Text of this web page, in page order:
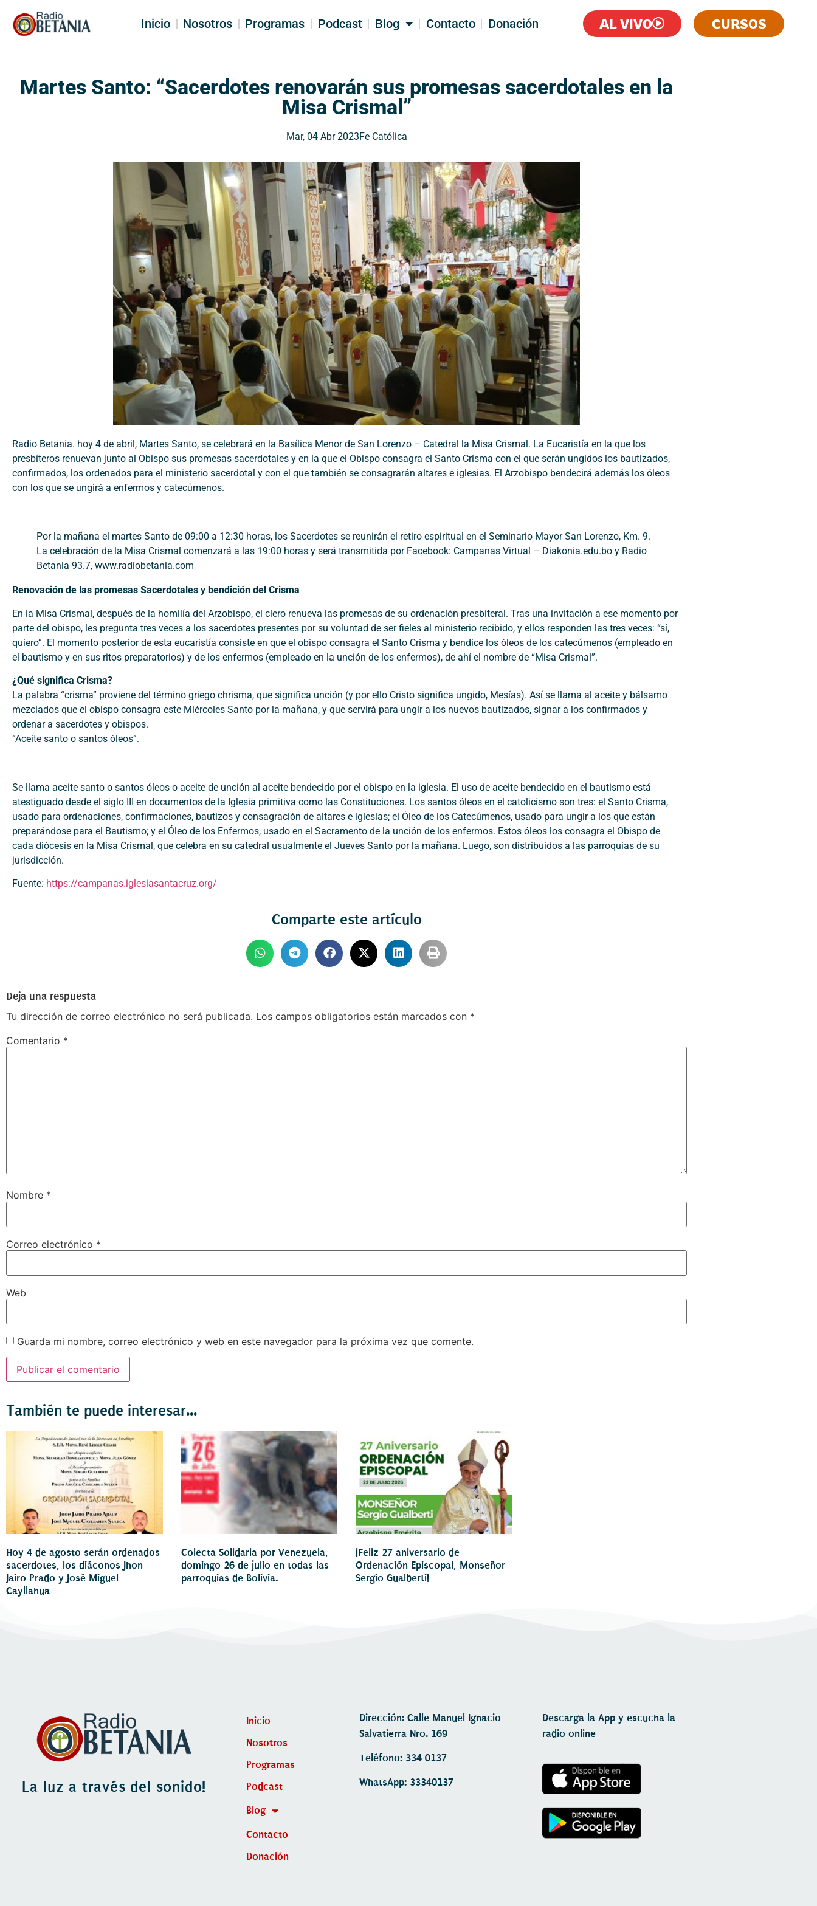
Inicio Nosotros Programas Podcast Blog Contacto Donación AL VIVO CURSOS
Martes Santo: “Sacerdotes renovarán sus promesas sacerdotales en la
Misa Crismal”
Mar, 04 Abr 2023Fe Católica
Radio Betania. hoy 4 de abril, Martes Santo, se celebrará en la Basílica Menor de San Lorenzo – Catedral la Misa Crismal. La Eucaristía en la que los
presbíteros renuevan junto al Obispo sus promesas sacerdotales y en la que el Obispo consagra el Santo Crisma con el que serán ungidos los bautizados,
confirmados, los ordenados para el ministerio sacerdotal y con el que también se consagrarán altares e iglesias. El Arzobispo bendecirá además los óleos
con los que se ungirá a enfermos y catecúmenos.
Por la mañana el martes Santo de 09:00 a 12:30 horas, los Sacerdotes se reunirán el retiro espiritual en el Seminario Mayor San Lorenzo, Km. 9.
La celebración de la Misa Crismal comenzará a las 19:00 horas y será transmitida por Facebook: Campanas Virtual – Diakonia.edu.bo y Radio
Betania 93.7, www.radiobetania.com
Renovación de las promesas Sacerdotales y bendición del Crisma
En la Misa Crismal, después de la homilía del Arzobispo, el clero renueva las promesas de su ordenación presbiteral. Tras una invitación a ese momento por
parte del obispo, les pregunta tres veces a los sacerdotes presentes por su voluntad de ser fieles al ministerio recibido, y ellos responden las tres veces: “sí,
quiero”. El momento posterior de esta eucaristía consiste en que el obispo consagra el Santo Crisma y bendice los óleos de los catecúmenos (empleado en
el bautismo y en sus ritos preparatorios) y de los enfermos (empleado en la unción de los enfermos), de ahí el nombre de “Misa Crismal”.
¿Qué significa Crisma?
La palabra “crisma” proviene del término griego chrisma, que significa unción (y por ello Cristo significa ungido, Mesías). Así se llama al aceite y bálsamo
mezclados que el obispo consagra este Miércoles Santo por la mañana, y que servirá para ungir a los nuevos bautizados, signar a los confirmados y
ordenar a sacerdotes y obispos.
“Aceite santo o santos óleos”.
Se llama aceite santo o santos óleos o aceite de unción al aceite bendecido por el obispo en la iglesia. El uso de aceite bendecido en el bautismo está
atestiguado desde el siglo III en documentos de la Iglesia primitiva como las Constituciones. Los santos óleos en el catolicismo son tres: el Santo Crisma,
usado para ordenaciones, confirmaciones, bautizos y consagración de altares e iglesias; el Óleo de los Catecúmenos, usado para ungir a los que están
preparándose para el Bautismo; y el Óleo de los Enfermos, usado en el Sacramento de la unción de los enfermos. Estos óleos los consagra el Obispo de
cada diócesis en la Misa Crismal, que celebra en su catedral usualmente el Jueves Santo por la mañana. Luego, son distribuidos a las parroquias de su
jurisdicción.
Fuente: https://campanas.iglesiasantacruz.org/
Comparte este artículo
Deja una respuesta
Tu dirección de correo electrónico no será publicada. Los campos obligatorios están marcados con *
Comentario *
Nombre *
Correo electrónico *
Web
Guarda mi nombre, correo electrónico y web en este navegador para la próxima vez que comente.
También te puede interesar...
Hoy 4 de agosto serán ordenados
sacerdotes, los diáconos Jhon
Jairo Prado y José Miguel
Cayllahua
Colecta Solidaria por Venezuela,
domingo 26 de julio en todas las
parroquias de Bolivia.
¡Feliz 27 aniversario de
Ordenación Episcopal, Monseñor
Sergio Gualberti!
La luz a través del sonido!
Inicio
Nosotros
Programas
Podcast
Blog
Contacto
Donación
Dirección: Calle Manuel Ignacio
Salvatierra Nro. 169
Teléfono: 334 0137
WhatsApp: 33340137
Descarga la App y escucha la
radio online